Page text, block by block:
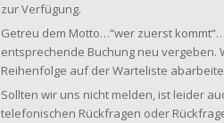
zur Verfügung.
Getreu dem Motto…“wer zuerst
entsprechende Buchung neu vergeben.
Reihenfolge auf der Warteliste
Sollten wir uns nicht melden, ist leider
telefonischen Rückfragen oder